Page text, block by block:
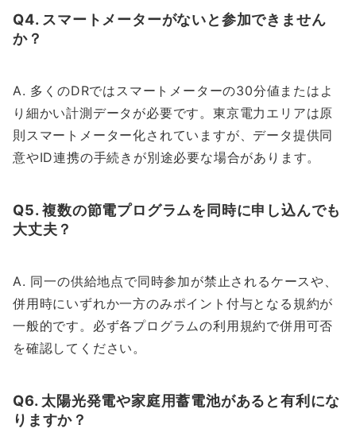
Q4. スマートメーターがないと参加できません
か？
A. 多くのDRではスマートメーターの30分値またはよ
り細かい計測データが必要です。東京電力エリアは原
則スマートメーター化されていますが、データ提供同
意やID連携の手続きが別途必要な場合があります。
Q5. 複数の節電プログラムを同時に申し込んでも
大丈夫？
A. 同一の供給地点で同時参加が禁止されるケースや、
併用時にいずれか一方のみポイント付与となる規約が
一般的です。必ず各プログラムの利用規約で併用可否
を確認してください。
Q6. 太陽光発電や家庭用蓄電池があると有利にな
りますか？